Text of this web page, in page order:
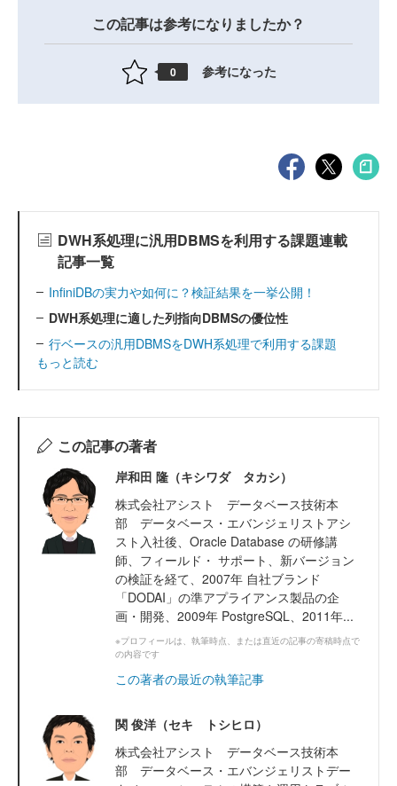
この記事は参考になりましたか？
0 参考になった
DWH系処理に汎用DBMSを利用する課題連載
記事一覧
InfiniDBの実力や如何に？検証結果を一挙公開！
DWH系処理に適した列指向DBMSの優位性
行ベースの汎用DBMSをDWH系処理で利用する課題
もっと読む
この記事の著者
岸和田 隆（キシワダ タカシ）
株式会社アシスト データベース技術本
部 データベース・エバンジェリストアシ
スト入社後、Oracle Database の研修講
師、フィールド・ サポート、新バージョン
の検証を経て、2007年 自社ブランド
「DODAI」の準アプライアンス製品の企
画・開発、2009年 PostgreSQL、2011年...
※プロフィールは、執筆時点、または直近の記事の寄稿時点で
の内容です
この著者の最近の執筆記事
関 俊洋（セキ トシヒロ）
株式会社アシスト データベース技術本
部 データベース・エバンジェリストデー